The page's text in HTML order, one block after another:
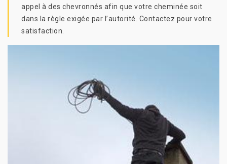
appel à des chevronnés afin que votre cheminée soit
dans la règle exigée par l’autorité. Contactez pour votre
satisfaction.